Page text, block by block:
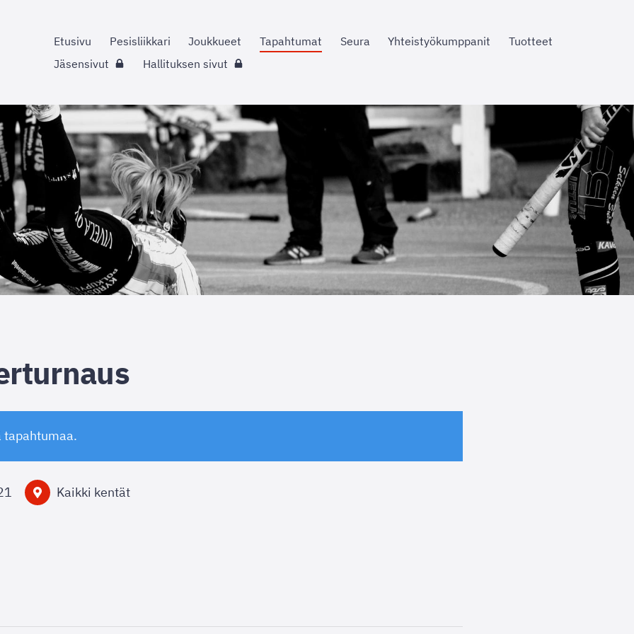
Etusivu Pesisliikkari Joukkueet Tapahtumat Seura Yhteistyökumppanit
Tuotteet
Jäsensivut
Hallituksen sivut
tapahtumaa.
Kaikki kentät